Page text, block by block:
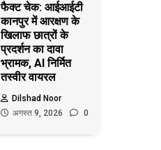
फैक्ट चेक: आईआईटी
कानपुर में आरक्षण के
खिलाफ छात्रों के
प्रदर्शन का दावा
भ्रामक, AI निर्मित
तस्वीर वायरल
Dilshad Noor
अगस्त 9, 2026
0